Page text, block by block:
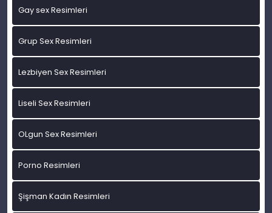
Gay sex Resimleri
Grup Sex Resimleri
Lezbiyen Sex Resimleri
Liseli Sex Resimleri
OLgun Sex Resimleri
Porno Resimleri
Şişman Kadın Resimleri